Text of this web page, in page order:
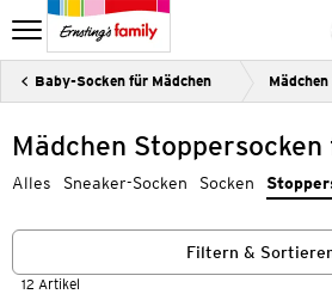
Baby-Socken für Mädchen
Mädchen
Alles Sneaker-Socken Socken
12 Artikel
Filtern &